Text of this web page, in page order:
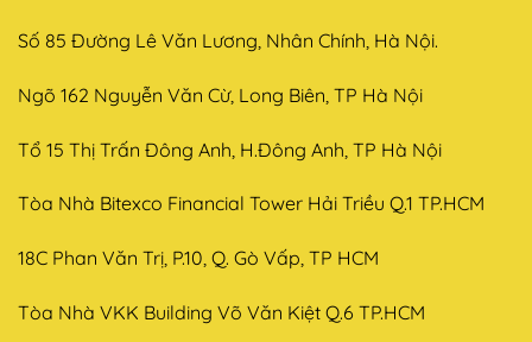
Số 85 Đường Lê Văn Lương, Nhân Chính, Hà Nội.
Ngõ 162 Nguyễn Văn Cừ, Long Biên, TP Hà Nội
Tổ 15 Thị Trấn Đông Anh, H.Đông Anh, TP Hà Nội
Tòa Nhà Bitexco Financial Tower Hải Triều Q.1 TP.HCM
18C Phan Văn Trị, P.10, Q. Gò Vấp, TP HCM
Tòa Nhà VKK Building Võ Văn Kiệt Q.6 TP.HCM